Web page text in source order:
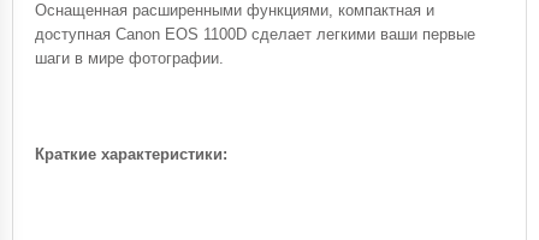
Оснащенная расширенными функциями, компактная и
доступная Canon EOS 1100D сделает легкими ваши первые
шаги в мире фотографии.
Краткие характеристики: